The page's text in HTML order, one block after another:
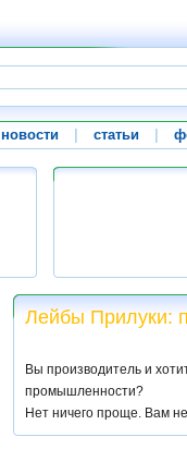
новости статьи
Лейбы Прилуки:
Вы производитель и
промышленности?
Нет ничего проще. Вам